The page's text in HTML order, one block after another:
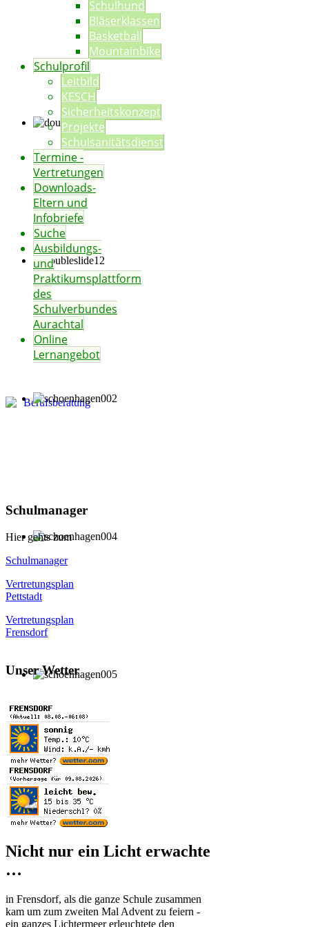
Schulhund
Bläserklassen
Basketball
Mountainbike
Schulprofil
Leitbild
KESCH
Sicherheitskonzept
Projekte
Schulsanitätsdienst
Termine -
Vertretungen
Downloads-
Eltern und
Infobriefe
Suche
Ausbildungs-
und
Praktikumsplattform
des
Schulverbundes
Aurachtal
Online
Lernangebot
Schulmanager
Hier gehts zum
Schulmanager
Vertretungsplan
Pettstadt
Vertretungsplan
Frensdorf
Unser Wetter
Nicht nur ein Licht erwachte
…
in Frensdorf, als die ganze Schule zusammen
kam um zum zweiten Mal Advent zu feiern -
ein ganzes Lichtermeer erleuchtete den